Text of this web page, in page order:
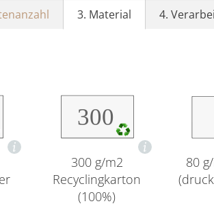
3. Material 4.
300 g/m2
Recyclingkarton
(100%)
80